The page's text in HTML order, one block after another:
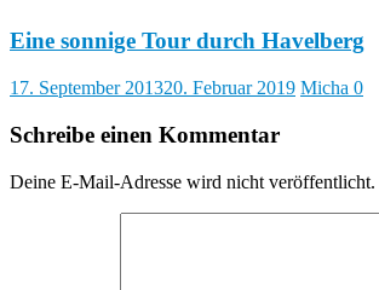
Eine sonnige Tour durch Havelberg
17. September 201320. Februar 2019 Micha 0
Schreibe einen Kommentar
Deine E-Mail-Adresse wird nicht veröffentlicht.